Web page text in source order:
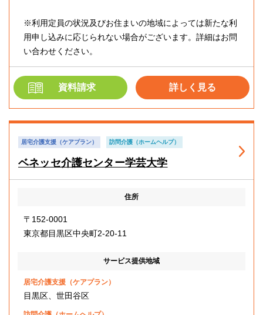
※利用定員の状況及びお住まいの地域によっては新たな利
用申し込みに応じられない場合がございます。詳細はお問
い合わせください。
資料請求 詳しく見る
居宅介護支援（ケアプラン） 訪問介護（ホームヘルプ）
ベネッセ介護センター学芸大学
住所
〒152-0001
東京都目黒区中央町2-20-11
サービス提供地域
居宅介護支援（ケアプラン）
目黒区、世田谷区